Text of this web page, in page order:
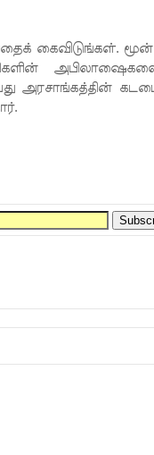
அரசாங்கத்தின்